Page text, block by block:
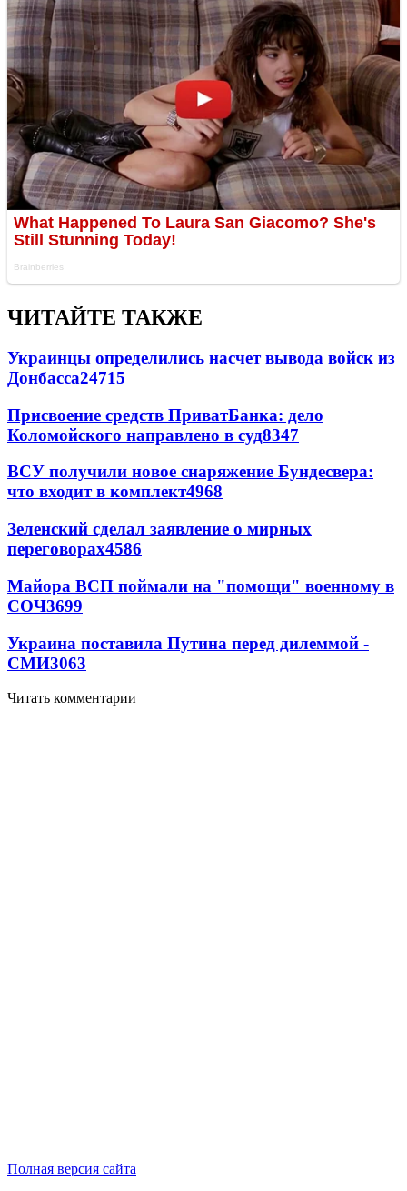
ЧИТАЙТЕ ТАКЖЕ
Украинцы определились насчет вывода войск из
Донбасса24715
Присвоение средств ПриватБанка: дело
Коломойского направлено в суд8347
ВСУ получили новое снаряжение Бундесвера:
что входит в комплект4968
Зеленский сделал заявление о мирных
переговорах4586
Майора ВСП поймали на "помощи" военному в
СОЧ3699
Украина поставила Путина перед дилеммой -
СМИ3063
Читать комментарии
Полная версия сайта